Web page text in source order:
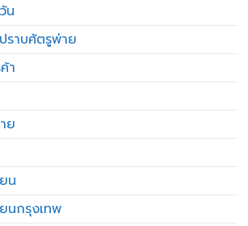
น
ราบศัตรูพ่าย
า
ย
น
นกรุงเทพ